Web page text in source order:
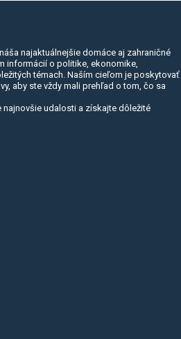
najaktuálnejšie domáce aj zahraničné
informácií o politike, ekonomike,
témach. Naším cieľom je poskytovať
aby ste vždy mali prehľad o tom, čo sa
udalosti a získajte dôležité